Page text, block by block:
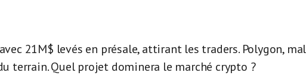
21M$ levés en présale, attirant les traders. Polygon,
terrain. Quel projet dominera le marché crypto ?